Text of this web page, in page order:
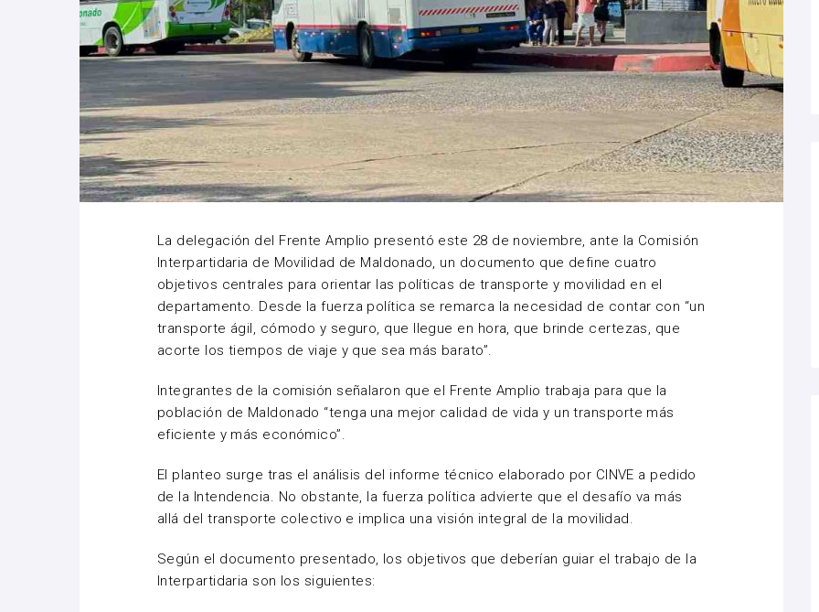
La delegación del Frente Amplio presentó este 28 de noviembre, ante la Comisión
Interpartidaria de Movilidad de Maldonado, un documento que define cuatro
objetivos centrales para orientar las políticas de transporte y movilidad en el
departamento. Desde la fuerza política se remarca la necesidad de contar con “un
transporte ágil, cómodo y seguro, que llegue en hora, que brinde certezas, que
acorte los tiempos de viaje y que sea más barato”.
Integrantes de la comisión señalaron que el Frente Amplio trabaja para que la
población de Maldonado “tenga una mejor calidad de vida y un transporte más
eficiente y más económico”.
El planteo surge tras el análisis del informe técnico elaborado por CINVE a pedido
de la Intendencia. No obstante, la fuerza política advierte que el desafío va más
allá del transporte colectivo e implica una visión integral de la movilidad.
Según el documento presentado, los objetivos que deberían guiar el trabajo de la
Interpartidaria son los siguientes: